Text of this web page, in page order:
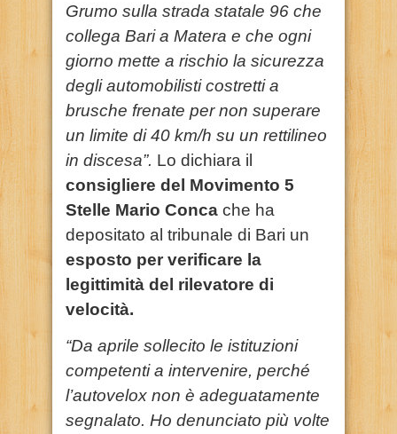
Grumo sulla strada statale 96 che
collega Bari a Matera e che ogni
giorno mette a rischio la sicurezza
degli automobilisti costretti a
brusche frenate per non superare
un limite di 40 km/h su un rettilineo
in discesa”. Lo dichiara il
consigliere del Movimento 5
Stelle Mario Conca che ha
depositato al tribunale di Bari un
esposto per verificare la
legittimità del rilevatore di
velocità.
“Da aprile sollecito le istituzioni
competenti a intervenire, perché
l’autovelox non è adeguatamente
segnalato. Ho denunciato più volte